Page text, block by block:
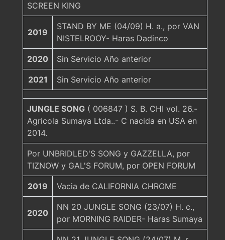
SCREEN KING
2019
STAND BY ME (04/09) H. a., por VAN
NISTELROOY- Haras Dadinco
2020 Sin Servicio Año anterior
2021 Sin Servicio Año anterior
JUNGLE SONG ( 006847 ) S. B. CHI vol. 26.-
Agricola Sumaya Ltda..- C nacida en USA en
2014.
Por UNBRIDLED'S SONG y GAZZELLA, por
TIZNOW y GAL'S FORUM, por OPEN FORUM
2019 Vacia de CALIFORNIA CHROME
2020
NN 20 JUNGLE SONG (23/07) H. c.,
por MORNING RAIDER- Haras Sumaya